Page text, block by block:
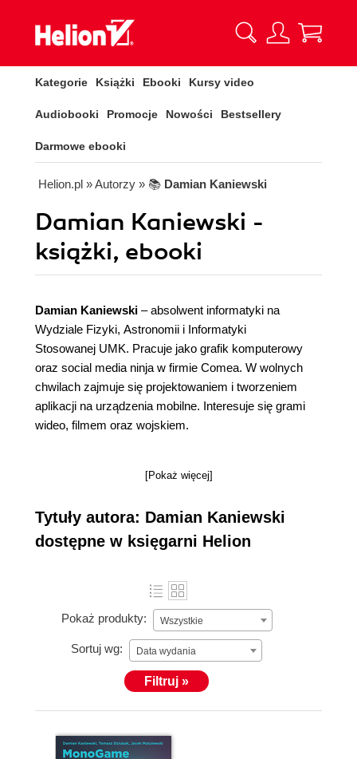
Kategorie Książki Ebooki Kursy video
Audiobooki Promocje Nowości Bestsellery
Darmowe ebooki
Helion.pl » Autorzy » 📚 Damian Kaniewski
Damian Kaniewski -
książki, ebooki
Damian Kaniewski – absolwent informatyki na
Wydziale Fizyki, Astronomii i Informatyki
Stosowanej UMK. Pracuje jako grafik komputerowy
oraz social media ninja w firmie Comea. W wolnych
chwilach zajmuje się projektowaniem i tworzeniem
aplikacji na urządzenia mobilne. Interesuje się grami
wideo, filmem oraz wojskiem.
[Pokaż więcej]
Tytuły autora: Damian Kaniewski
dostępne w księgarni Helion
Pokaż produkty: Wszystkie
Sortuj wg: Data wydania
Filtruj »